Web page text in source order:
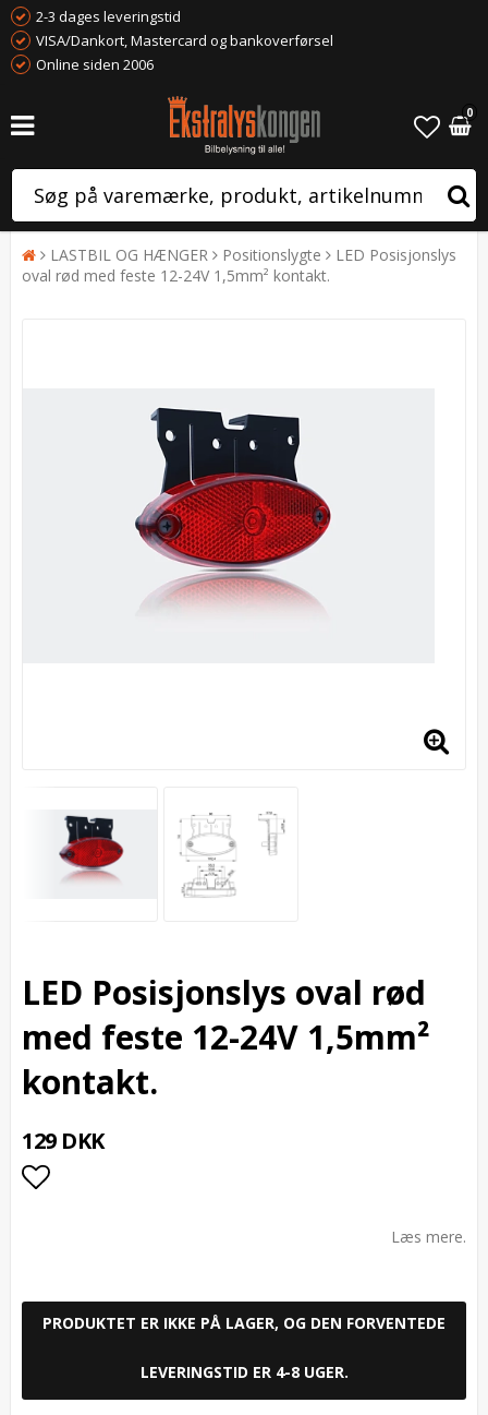
2-3 dages leveringstid
VISA/Dankort, Mastercard og bankoverførsel
Online siden 2006
0
LASTBIL OG HÆNGER Positionslygte
LED Posisjonslys
oval rød med feste 12-24V 1,5mm² kontakt.
LED Posisjonslys oval rød
med feste 12-24V 1,5mm²
kontakt.
129 DKK
Læs mere.
PRODUKTET ER IKKE PÅ LAGER, OG DEN FORVENTEDE
LEVERINGSTID ER 4-8 UGER.